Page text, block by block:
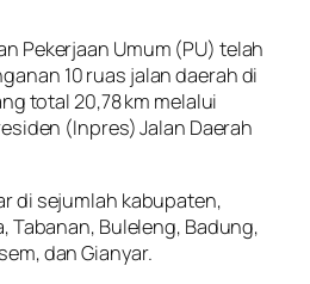
Pekerjaan Umum (PU) telah
10 ruas jalan daerah di
total 20,78 km melalui
(Inpres) Jalan Daerah
di sejumlah kabupaten,
Tabanan, Buleleng, Badung,
dan Gianyar.